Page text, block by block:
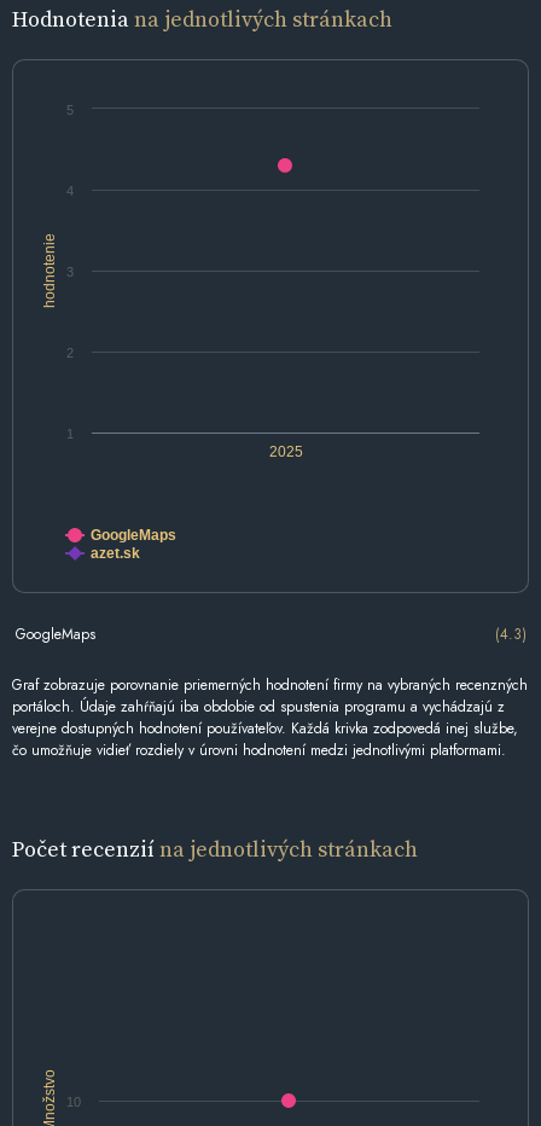
Hodnoteniana jednotlivých stránkach
hodnotenie
2025
1
2
3
4
5
GoogleMaps
azet.sk
GoogleMaps (4.3)
Graf zobrazuje porovnanie priemerných hodnotení firmy na vybraných recenzných
portáloch. Údaje zahŕňajú iba obdobie od spustenia programu a vychádzajú z
verejne dostupných hodnotení používateľov. Každá krivka zodpovedá inej službe,
čo umožňuje vidieť rozdiely v úrovni hodnotení medzi jednotlivými platformami.
Počet recenziína jednotlivých stránkach
Množstvo 10